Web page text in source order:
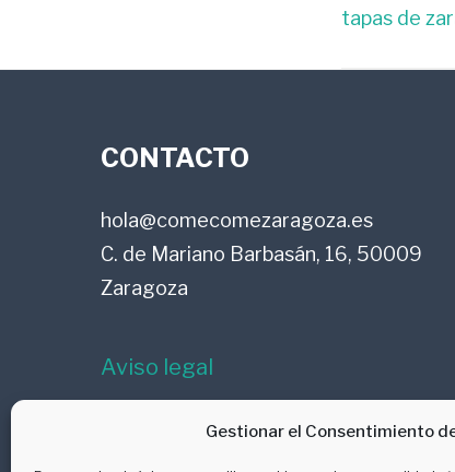
Gestionar el Consentimiento
tapas de
CONTACTO
hola@comecomezaragoza.es
C. de Mariano Barbasán, 16, 50009
Zaragoza
Aviso legal
Política de privacidad